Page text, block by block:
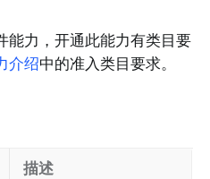
能力，开通此能力有类目要
介绍中的准入类目要求。
描述